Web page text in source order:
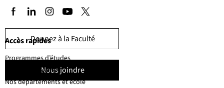
Donnez à la Faculté
Nous joindre
Accès rapides
Programmes d’études
Corps professoral
Nos départements et école